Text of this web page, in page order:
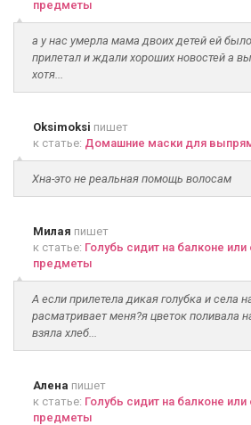
предметы
а у нас умерла мама двоих детей ей
прилетал и ждали хороших новостей а
хотя...
Oksimoksi пишет
к статье: Домашние маски для
Хна-это не реальная помощь волосам
Милая пишет
к статье: Голубь сидит на балконе
предметы
А если прилетела дикая голубка и села
расматривает меня?я цветок поливала
взяла хлеб...
Алена пишет
к статье: Голубь сидит на балконе
предметы